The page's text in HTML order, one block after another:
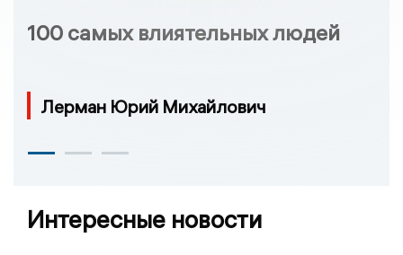
100 самых влиятельных людей
Лерман Юрий Михайлович
Интересные новости